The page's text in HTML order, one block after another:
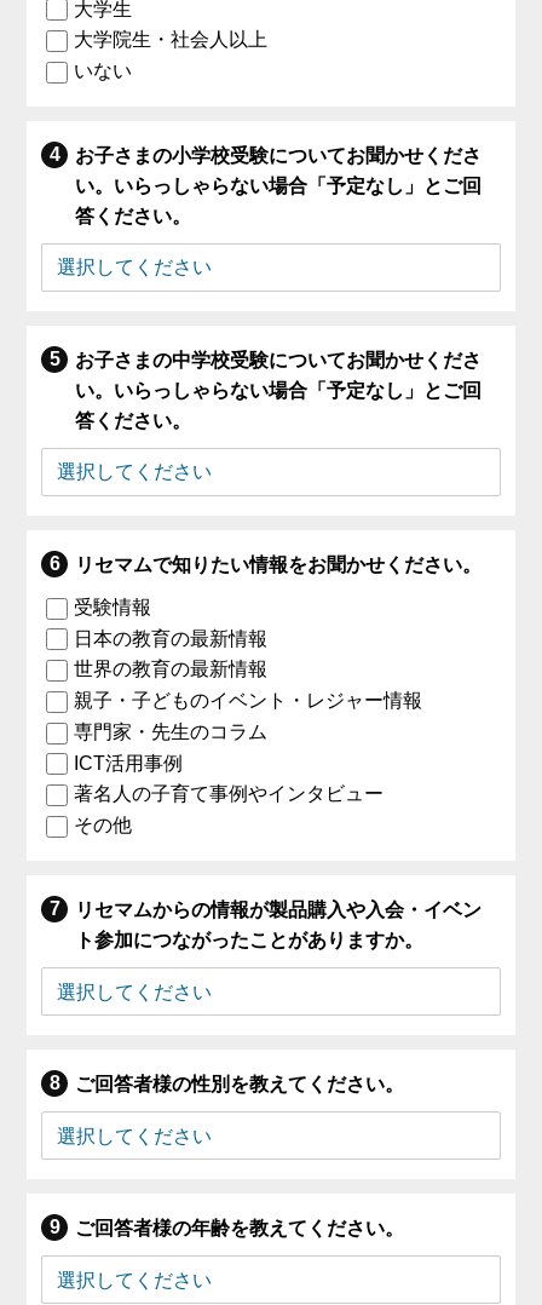
大学生
大学院生・社会人以上
いない
お子さまの小学校受験についてお聞かせくださ
い。いらっしゃらない場合「予定なし」とご回
答ください。
お子さまの中学校受験についてお聞かせくださ
い。いらっしゃらない場合「予定なし」とご回
答ください。
リセマムで知りたい情報をお聞かせください。
受験情報
日本の教育の最新情報
世界の教育の最新情報
親子・子どものイベント・レジャー情報
専門家・先生のコラム
ICT活用事例
著名人の子育て事例やインタビュー
その他
リセマムからの情報が製品購入や入会・イベン
ト参加につながったことがありますか。
ご回答者様の性別を教えてください。
ご回答者様の年齢を教えてください。